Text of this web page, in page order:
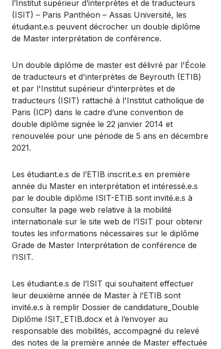
l’Institut supérieur d’interprètes et de traducteurs
(ISIT) – Paris Panthéon – Assas Université, les
étudiant.e.s peuvent décrocher un double diplôme
de Master interprétation de conférence.
Un double diplôme de master est délivré par l'École
de traducteurs et d'interprètes de Beyrouth (ETIB)
et par l'Institut supérieur d'interprètes et de
traducteurs (ISIT) rattaché à l'Institut catholique de
Paris (ICP) dans le cadre d’une convention de
double diplôme signée le 22 janvier 2014 et
renouvelée pour une période de 5 ans en décembre
2021.
Les étudiant.e.s de l’ETIB inscrit.e.s en première
année du Master en interprétation et intéressé.e.s
par le double diplôme ISIT-ETIB sont invité.e.s à
consulter la page web relative à la mobilité
internationale sur le site web de l’ISIT pour obtenir
toutes les informations nécessaires sur le diplôme
Grade de Master Interprétation de conférence de
l’ISIT.
Les étudiant.e.s de l’ISIT qui souhaitent effectuer
leur deuxième année de Master à l’ETIB sont
invité.e.s à remplir Dossier de candidature_Double
Diplôme ISIT_ETIB.docx et à l’envoyer au
responsable des mobilités, accompagné du relevé
des notes de la première année de Master effectuée